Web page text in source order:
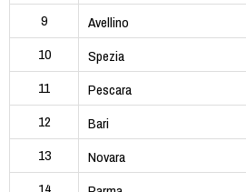
9
Avellino
10
Spezia
11
Pescara
12
Bari
13
Novara